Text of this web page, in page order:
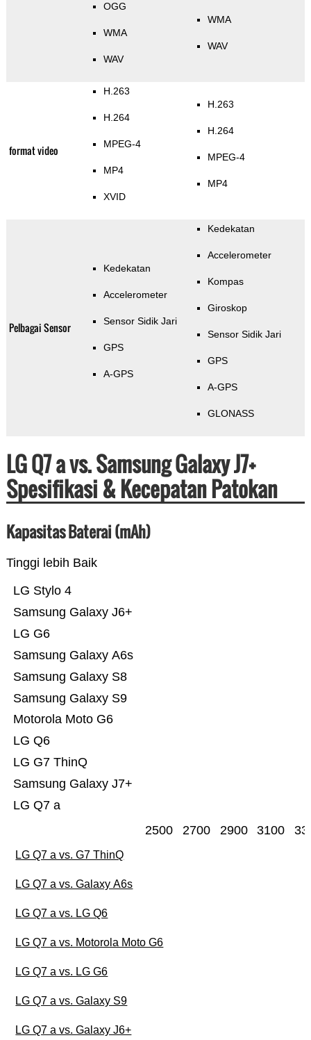
OGG
WMA
WAV
WMA
WAV
format video
H.263
H.264
MPEG-4
MP4
XVID
H.263
H.264
MPEG-4
MP4
Pelbagai Sensor
Kedekatan
Accelerometer
Sensor Sidik Jari
GPS
A-GPS
Kedekatan
Accelerometer
Kompas
Giroskop
Sensor Sidik Jari
GPS
A-GPS
GLONASS
LG Q7 a vs. Samsung Galaxy J7+
Spesifikasi & Kecepatan Patokan
Kapasitas Baterai (mAh)
Tinggi lebih Baik
LG Q7 a
Samsung Galaxy J7+
LG G7 ThinQ
LG Q6
Motorola Moto G6
Samsung Galaxy S9
Samsung Galaxy S8
Samsung Galaxy A6s
LG G6
Samsung Galaxy J6+
LG Stylo 4
2500 2700 2900 3100
LG Q7 a vs. G7 ThinQ
LG Q7 a vs. Galaxy A6s
LG Q7 a vs. LG Q6
LG Q7 a vs. Motorola Moto G6
LG Q7 a vs. LG G6
LG Q7 a vs. Galaxy S9
LG Q7 a vs. Galaxy J6+